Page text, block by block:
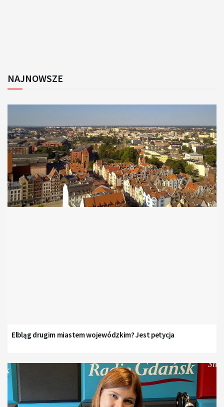
NAJNOWSZE
Elbląg drugim miastem wojewódzkim? Jest petycja